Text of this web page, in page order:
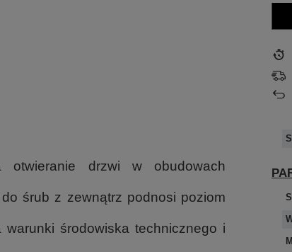
drzwi w obudowach
śrub z zewnątrz podnosi poziom
środowiska technicznego i